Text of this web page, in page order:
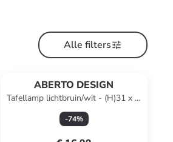
Alle filters
ABERTO DESIGN
Tafellamp lichtbruin/wit - (H)31 x Ø
22 cm
-74%